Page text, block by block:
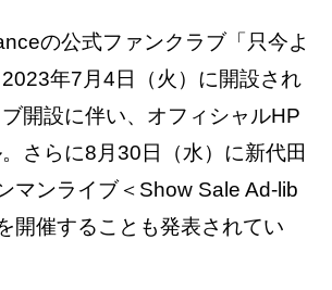
の公式ファンクラブ「只今よ
年7月4日（火）に開設され
開設に伴い、オフィシャルHP
さらに8月30日（水）に新代田
マンライブ＜Show Sale Ad-lib
開催することも発表されてい